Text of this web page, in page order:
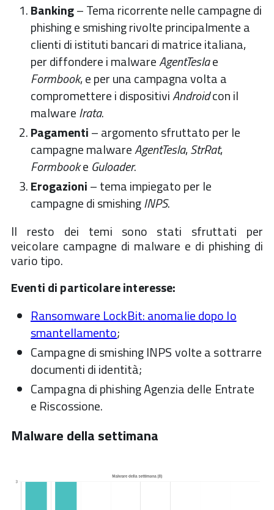
Banking– Tema ricorrente nelle campagne di
phishing e smishing rivolte principalmente a
clienti di istituti bancari di matrice italiana,
per diffondere i malwareAgentTeslae
Formbook, e per una campagna volta a
compromettere i dispositiviAndroidcon il
malwareIrata.
Pagamenti– argomento sfruttato per le
campagne malwareAgentTesla,StrRat,
Formbooke Guloader.
Erogazioni– tema impiegato per le
campagne di smishingINPS.
Il resto dei temi sono stati sfruttati per
veicolare campagne di malware e di phishing di
vario tipo.
Eventi di particolare interesse:
Ransomware LockBit: anomalie dopo lo
smantellamento;
Campagne di smishing INPS volte a sottrarre
documenti di identità;
Campagna di phishing Agenzia delle Entrate
e Riscossione.
Malware della settimana